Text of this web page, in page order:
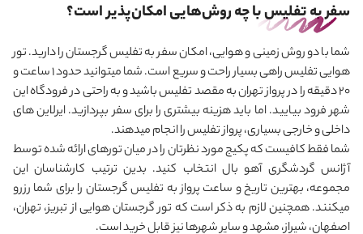
سفر به تفلیس با چه روش‌هایی امکان‌پذیر است؟
شما با دو روش زمینی و هوایی، امکان سفر به تفلیس گرجستان را دارید. تور
هوایی تفلیس راهی بسیار راحت و سریع است. شما می‎توانید حدود 1 ساعت و
20 دقیقه را در پرواز تهران به مقصد تفلیس باشید و به راحتی در فرودگاه این
شهر فرود بیایید. اما باید هزینه بیشتری را برای سفر بپردازید. ایرلاین های
داخلی و خارجی بسیاری، پرواز تفلیس را انجام می‎دهند.
شما فقط کافیست که پکیج مورد نظرتان را در میان تورهای ارائه شده توسط
آژانس گردشگری آهو بال انتخاب کنید. بدین ترتیب کارشناسان این
مجموعه، بهترین تاریخ و ساعت پرواز به تفلیس گرجستان را برای شما رزرو
می‎کنند. همچنین لازم به ذکر است که تور گرجستان هوایی از تبریز، تهران،
اصفهان، شیراز، مشهد و سایر شهرها نیز قابل خرید است.